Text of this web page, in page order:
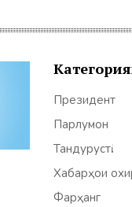
Президент
Парлумон
Тандурустӣ
Хабарҳои
Фарҳанг